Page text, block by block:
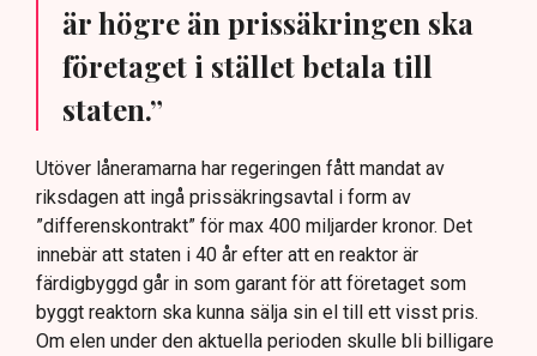
är högre än prissäkringen ska
företaget i stället betala till
staten.”
Utöver låneramarna har regeringen fått mandat av
riksdagen att ingå prissäkringsavtal i form av
”differenskontrakt” för max 400 miljarder kronor. Det
innebär att staten i 40 år efter att en reaktor är
färdigbyggd går in som garant för att företaget som
byggt reaktorn ska kunna sälja sin el till ett visst pris.
Om elen under den aktuella perioden skulle bli billigare